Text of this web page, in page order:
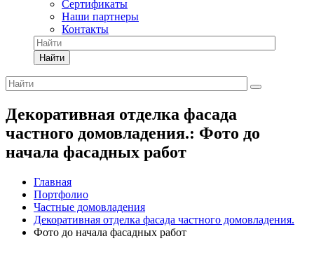
Сертификаты
Наши партнеры
Контакты
Найти
Декоративная отделка фасада
частного домовладения.: Фото до
начала фасадных работ
Главная
Портфолио
Частные домовладения
Декоративная отделка фасада частного домовладения.
Фото до начала фасадных работ